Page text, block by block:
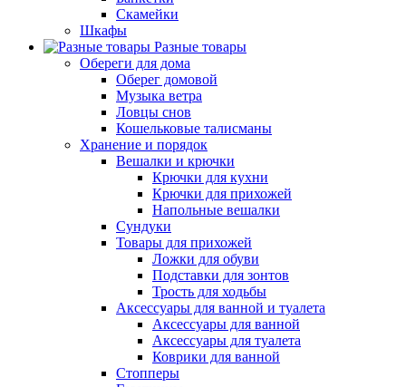
Скамейки
Шкафы
Разные товары
Обереги для дома
Оберег домовой
Музыка ветра
Ловцы снов
Кошельковые талисманы
Хранение и порядок
Вешалки и крючки
Крючки для кухни
Крючки для прихожей
Напольные вешалки
Сундуки
Товары для прихожей
Ложки для обуви
Подставки для зонтов
Трость для ходьбы
Аксессуары для ванной и туалета
Аксессуары для ванной
Аксессуары для туалета
Коврики для ванной
Стопперы